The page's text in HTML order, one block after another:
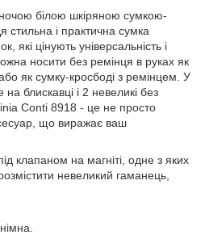
білою шкіряною сумкою-
стильна і практична сумка
які цінують універсальність і
носити без ремінця в руках як
як сумку-кросбоді з ремінцем. У
на блискавці і 2 невеликі без
Conti 8918 - це не просто
що виражає ваш
клапаном на магніті, одне з яких
невеликий гаманець,